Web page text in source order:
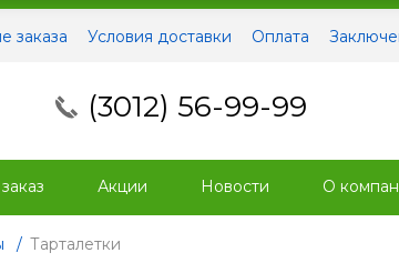
заказа Условия доставки Оплата
(3012) 56-99-99
Акции Новости О
/ Тарталетки